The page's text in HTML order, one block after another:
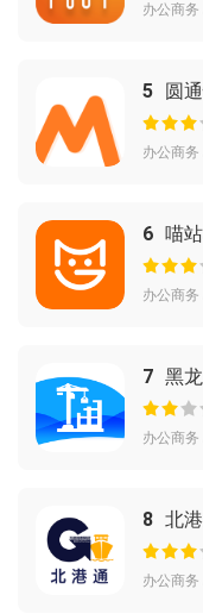
办公商务
5 圆
办公商务
6 喵
办公商务
7 黑
办公商务
8 北
办公商务